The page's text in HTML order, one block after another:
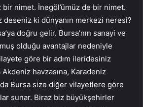
bir nimet. İnegöl’ümüz de bir nimet.
deseniz ki dünyanın merkezi neresi?
doğru gelir. Bursa’nın sanayi ve
olduğu avantajlar nedeniyle
göre bir adım ileridesiniz
havzasına, Karadeniz
Bursa size diğer vilayetlere göre
sunar. Biraz biz büyükşehirler